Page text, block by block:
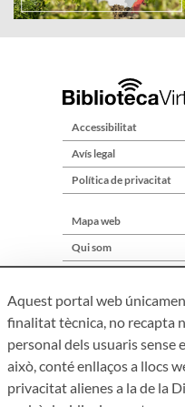
Accessibilitat
Avís legal
Política de privacitat
Mapa web
Qui som
Aquest portal web
finalitat tècnica, no recapta
personal dels usuaris sense
això, conté enllaços a llocs
privacitat alienes a la de la